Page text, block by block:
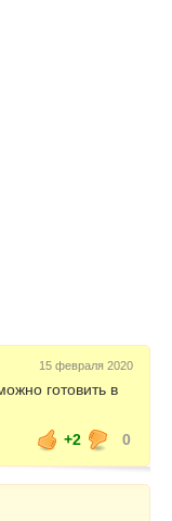
15 февраля 2020
готовить в
+2
0